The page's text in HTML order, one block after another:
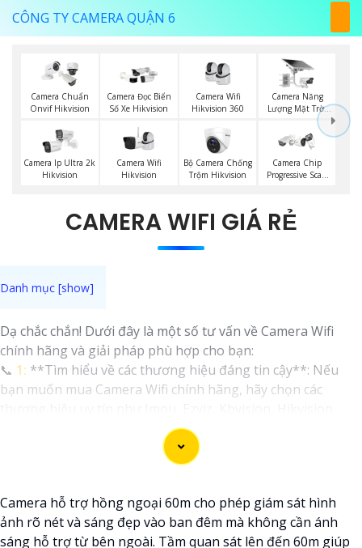
CÔNG TY CAMERA QUẬN 6
Camera Chuẩn
Onvif Hikvision
Camera Đọc Biển
Số Xe Hikvision
Camera Wifi
Hikvision 360
Camera Năng
Lượng Mặt Trời
Camera Ip Ultra 2k
Hikvision
Camera Wifi
Hikvision
Bộ Camera Chống
Trộm Hikvision
Camera Chip
Progressive Scan
CAMERA WIFI GIÁ RẺ
Dạ chắc chắn! Dưới đây là một số tư vấn về Camera Wifi
chính hãng và giải pháp phù hợp cho bạn:
📞 1: **Tìm hiểu về các thương hiệu đáng tin cậy**: Nếu
bạn muốn mua Camera Wifi chính hãng, hãy chọn các
**Chất lượng hình ảnh**: Chọn Camera có độ phân
giải cao, cung cấp hình ảnh sắc nét và chất lượng trong mọi
năng theo dõi từ xa thông qua ứng dụng di động, để bạn
có thể theo dõi nhà cửa mọi lúc mọi nơi.
Camera hỗ trợ hồng ngoại 60m cho phép giám sát hình
ảnh rõ nét và sáng đẹp vào ban đêm mà không cần ánh
sáng hỗ trợ từ bên ngoài. Tầm quan sát lên đến 60m giúp